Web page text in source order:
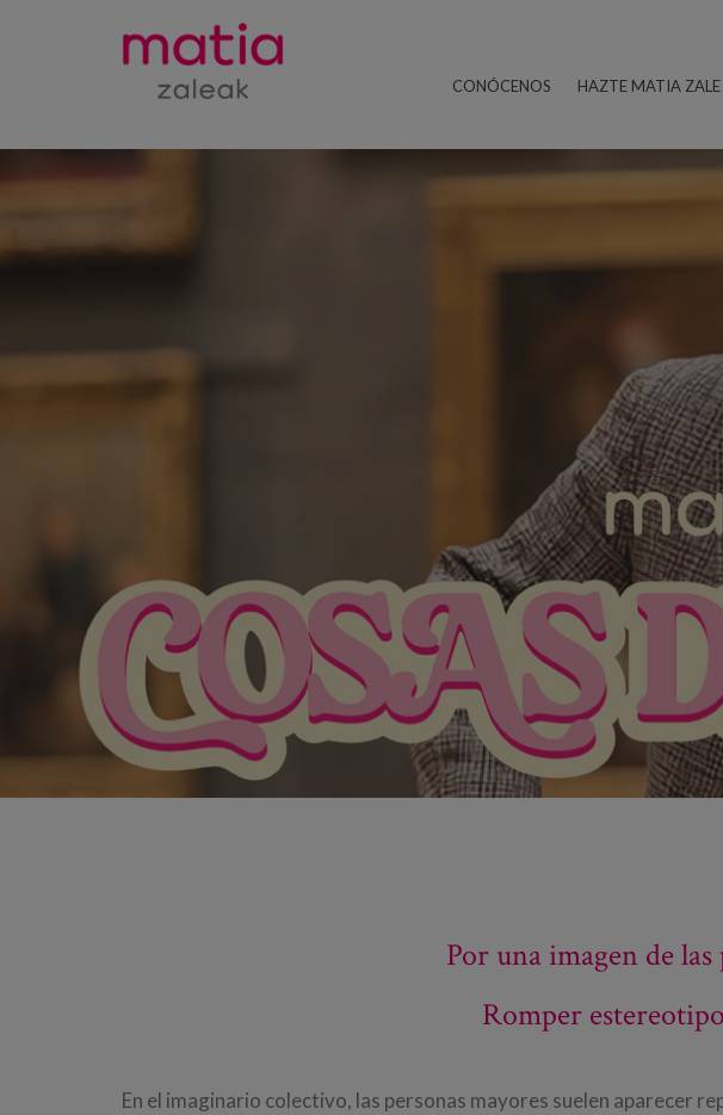
CONÓCENOS HAZTE MATIA ZALE
Por una imagen de
Romper
En el imaginario colectivo, las personas mayores suelen aparecer